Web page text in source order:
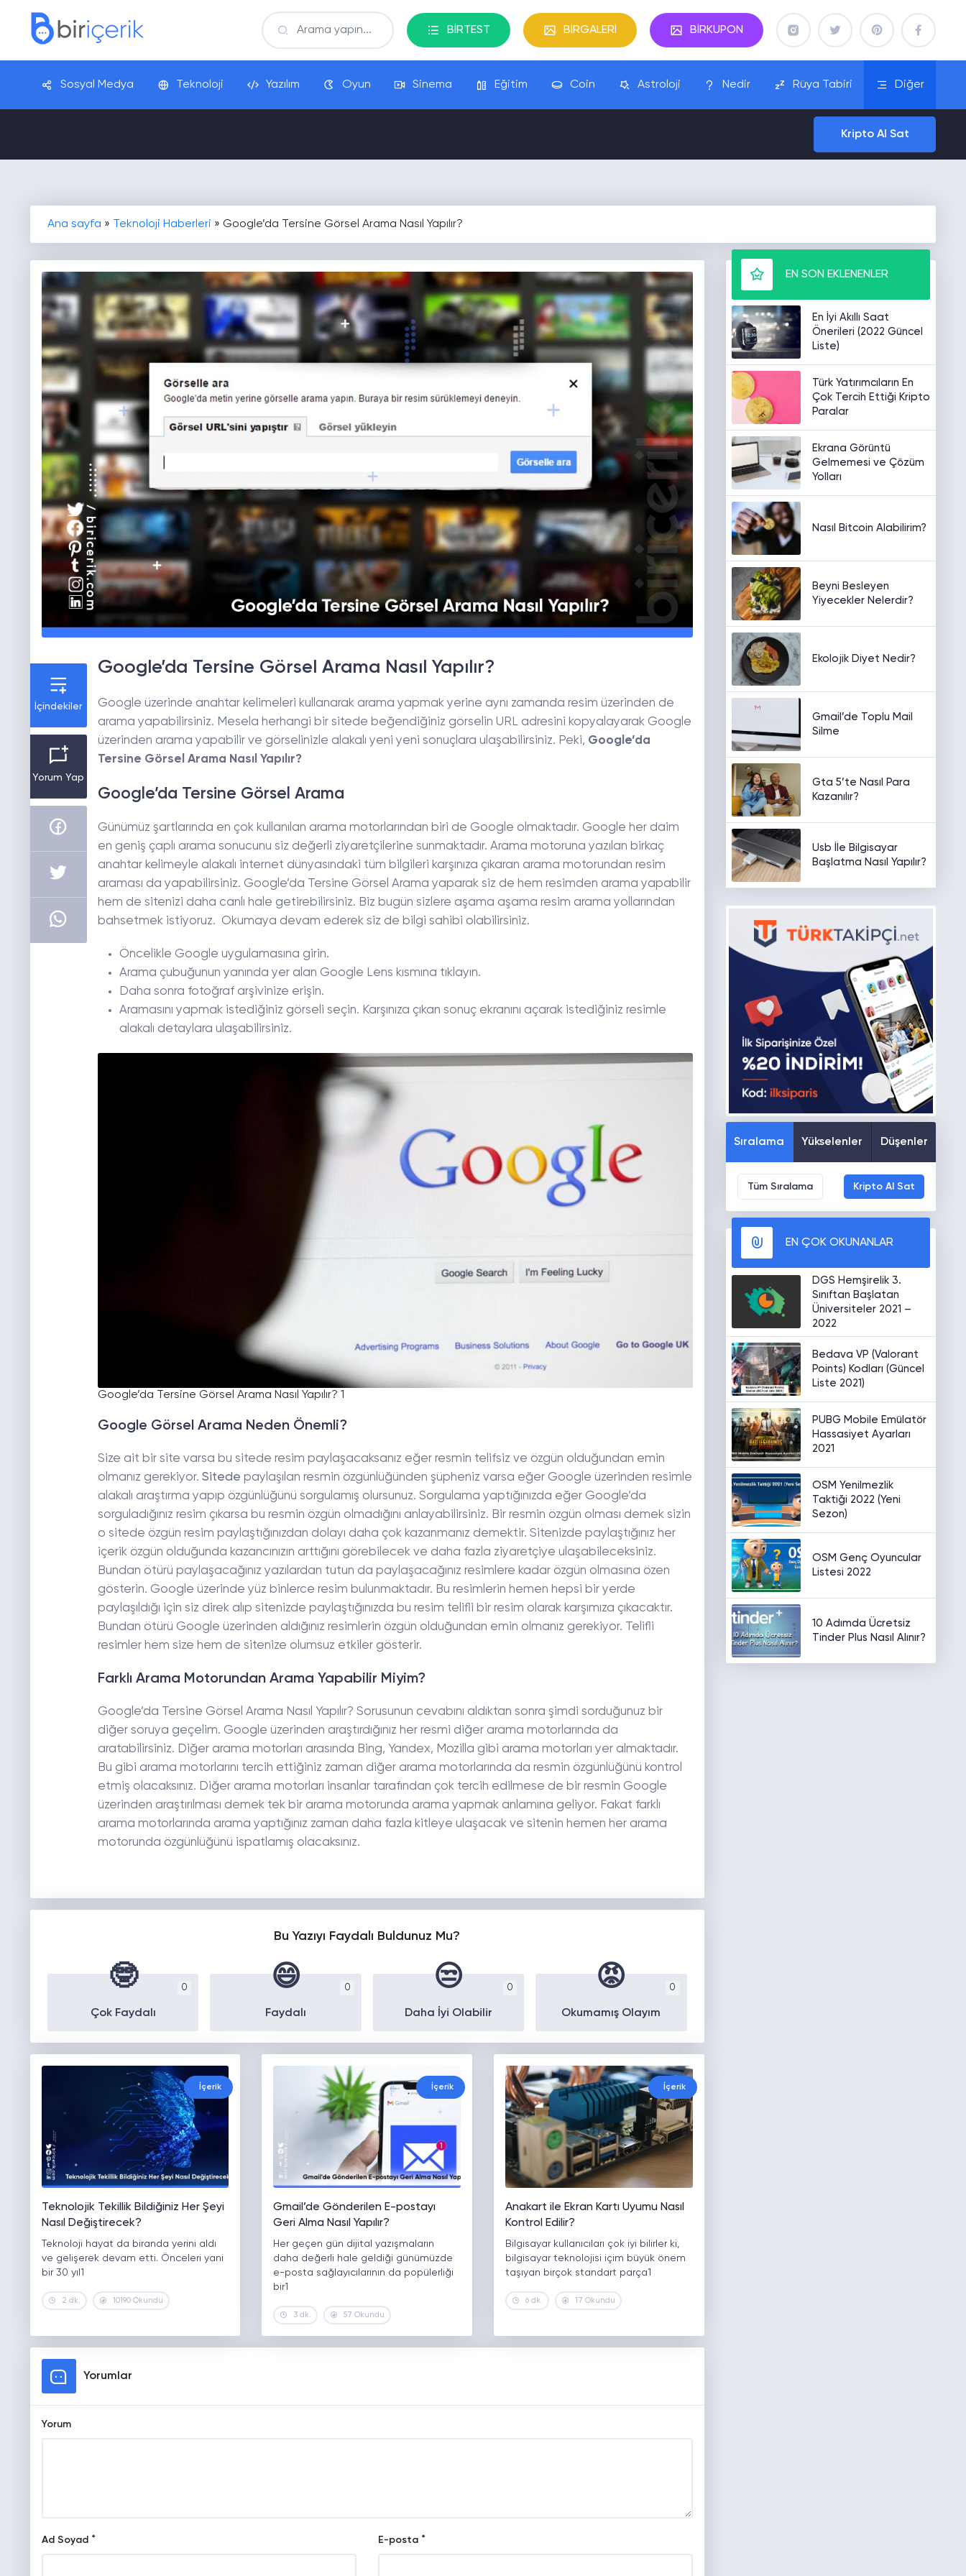
BİRTEST BİRGALERİ BİRKUPON
Sosyal Medya Teknoloji Yazılım Oyun Sinema Eğitim Coin Astroloji Nedir Rüya Tabiri Diğer
Kripto Al Sat
Ana sayfa » Teknoloji Haberleri » Google’da Tersine Görsel Arama Nasıl Yapılır?
İçindekiler
Yorum Yap
Google’da Tersine Görsel Arama Nasıl Yapılır?
Google üzerinde anahtar kelimeleri kullanarak arama yapmak yerine aynı zamanda resim üzerinden de
arama yapabilirsiniz. Mesela herhangi bir sitede beğendiğiniz görselin URL adresini kopyalayarak Google
üzerinden arama yapabilir ve görselinizle alakalı yeni yeni sonuçlara ulaşabilirsiniz. Peki, Google’da
Tersine Görsel Arama Nasıl Yapılır?
Google’da Tersine Görsel Arama
Günümüz şartlarında en çok kullanılan arama motorlarından biri de Google olmaktadır. Google her daim
en geniş çaplı arama sonucunu siz değerli ziyaretçilerine sunmaktadır. Arama motoruna yazılan birkaç
anahtar kelimeyle alakalı internet dünyasındaki tüm bilgileri karşınıza çıkaran arama motorundan resim
araması da yapabilirsiniz. Google’da Tersine Görsel Arama yaparak siz de hem resimden arama yapabilir
hem de sitenizi daha canlı hale getirebilirsiniz. Biz bugün sizlere aşama aşama resim arama yollarından
bahsetmek istiyoruz. Okumaya devam ederek siz de bilgi sahibi olabilirsiniz.
Öncelikle Google uygulamasına girin.
Arama çubuğunun yanında yer alan Google Lens kısmına tıklayın.
Daha sonra fotoğraf arşivinize erişin.
Aramasını yapmak istediğiniz görseli seçin. Karşınıza çıkan sonuç ekranını açarak istediğiniz resimle
alakalı detaylara ulaşabilirsiniz.
Google’da Tersine Görsel Arama Nasıl Yapılır? 1
Google Görsel Arama Neden Önemli?
Size ait bir site varsa bu sitede resim paylaşacaksanız eğer resmin telifsiz ve özgün olduğundan emin
olmanız gerekiyor. Sitede paylaşılan resmin özgünlüğünden şüpheniz varsa eğer Google üzerinden resimle
alakalı araştırma yapıp özgünlüğünü sorgulamış olursunuz. Sorgulama yaptığınızda eğer Google’da
sorguladığınız resim çıkarsa bu resmin özgün olmadığını anlayabilirsiniz. Bir resmin özgün olması demek sizin
o sitede özgün resim paylaştığınızdan dolayı daha çok kazanmanız demektir. Sitenizde paylaştığınız her
içerik özgün olduğunda kazancınızın arttığını görebilecek ve daha fazla ziyaretçiye ulaşabileceksiniz.
Bundan ötürü paylaşacağınız yazılardan tutun da paylaşacağınız resimlere kadar özgün olmasına özen
gösterin. Google üzerinde yüz binlerce resim bulunmaktadır. Bu resimlerin hemen hepsi bir yerde
paylaşıldığı için siz direk alıp sitenizde paylaştığınızda bu resim telifli bir resim olarak karşımıza çıkacaktır.
Bundan ötürü Google üzerinden aldığınız resimlerin özgün olduğundan emin olmanız gerekiyor. Telifli
resimler hem size hem de sitenize olumsuz etkiler gösterir.
Farklı Arama Motorundan Arama Yapabilir Miyim?
Google’da Tersine Görsel Arama Nasıl Yapılır? Sorusunun cevabını aldıktan sonra şimdi sorduğunuz bir
diğer soruya geçelim. Google üzerinden araştırdığınız her resmi diğer arama motorlarında da
aratabilirsiniz. Diğer arama motorları arasında Bing, Yandex, Mozilla gibi arama motorları yer almaktadır.
Bu gibi arama motorlarını tercih ettiğiniz zaman diğer arama motorlarında da resmin özgünlüğünü kontrol
etmiş olacaksınız. Diğer arama motorları insanlar tarafından çok tercih edilmese de bir resmin Google
üzerinden araştırılması demek tek bir arama motorunda arama yapmak anlamına geliyor. Fakat farklı
arama motorlarında arama yaptığınız zaman daha fazla kitleye ulaşacak ve sitenin hemen her arama
motorunda özgünlüğünü ispatlamış olacaksınız.
Bu Yazıyı Faydalı Buldunuz Mu?
0
🤓
Çok Faydalı
0
😄
Faydalı
0
😒
Daha İyi Olabilir
0
😡
Okumamış Olayım
İçerik
Teknolojik Tekillik Bildiğiniz Her Şeyi
Nasıl Değiştirecek?
Teknoloji hayat da biranda yerini aldı
ve gelişerek devam etti. Önceleri yani
bir 30 yıl1
2 dk. 10190 Okundu
İçerik
Gmail’de Gönderilen E-postayı
Geri Alma Nasıl Yapılır?
Her geçen gün dijital yazışmaların
daha değerli hale geldiği günümüzde
e-posta sağlayıcılarının da popülerliği
bir1
3 dk. 57 Okundu
İçerik
Anakart ile Ekran Kartı Uyumu Nasıl
Kontrol Edilir?
Bilgisayar kullanıcıları çok iyi bilirler ki,
bilgisayar teknolojisi içim büyük önem
taşıyan birçok standart parça1
6 dk. 17 Okundu
Yorumlar
Yorum
Ad Soyad * E-posta *
EN SON EKLENENLER
En İyi Akıllı Saat
Önerileri (2022 Güncel
Liste)
Türk Yatırımcıların En
Çok Tercih Ettiği Kripto
Paralar
Ekrana Görüntü
Gelmemesi ve Çözüm
Yolları
Nasıl Bitcoin Alabilirim?
Beyni Besleyen
Yiyecekler Nelerdir?
Ekolojik Diyet Nedir?
Gmail’de Toplu Mail
Silme
Gta 5’te Nasıl Para
Kazanılır?
Usb İle Bilgisayar
Başlatma Nasıl Yapılır?
Sıralama Yükselenler Düşenler
Tüm Sıralama Kripto Al Sat
EN ÇOK OKUNANLAR
DGS Hemşirelik 3.
Sınıftan Başlatan
Üniversiteler 2021 –
2022
Bedava VP (Valorant
Points) Kodları (Güncel
Liste 2021)
PUBG Mobile Emülatör
Hassasiyet Ayarları
2021
OSM Yenilmezlik
Taktiği 2022 (Yeni
Sezon)
OSM Genç Oyuncular
Listesi 2022
10 Adımda Ücretsiz
Tinder Plus Nasıl Alınır?